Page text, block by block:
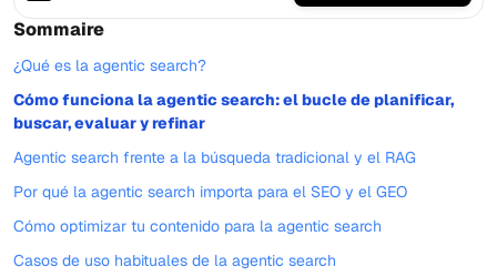
Sommaire
¿Qué es la agentic search?
Cómo funciona la agentic search: el bucle de planificar,
buscar, evaluar y refinar
Agentic search frente a la búsqueda tradicional y el RAG
Por qué la agentic search importa para el SEO y el GEO
Cómo optimizar tu contenido para la agentic search
Casos de uso habituales de la agentic search